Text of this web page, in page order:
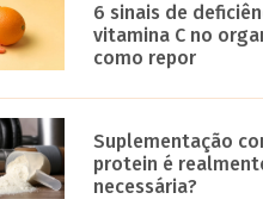
6 sinais de
vitamina C no
como repor
Suplementação
protein é
necessária?